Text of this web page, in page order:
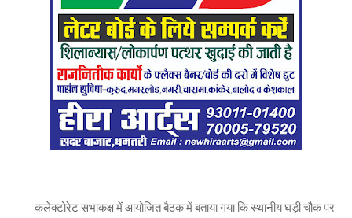
कलेक्टोरेट सभाकक्ष में आयोजित बैठक में बताया गया कि स्थानीय घड़ी चौक पर